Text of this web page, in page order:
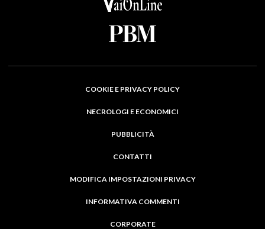
COOKIE E PRIVACY POLICY
NECROLOGI E ECONOMICI
PUBBLICITÀ
CONTATTI
MODIFICA IMPOSTAZIONI PRIVACY
INFORMATIVA COMMENTI
CORPORATE